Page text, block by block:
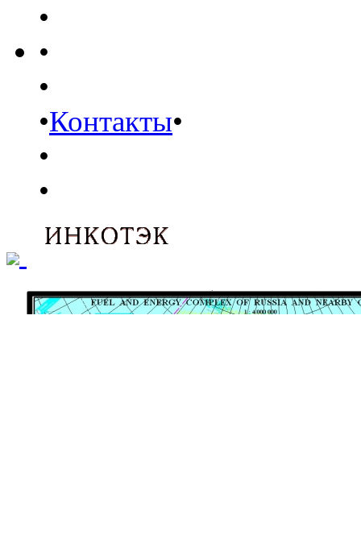
•
•
•
•Контакты•
•
•